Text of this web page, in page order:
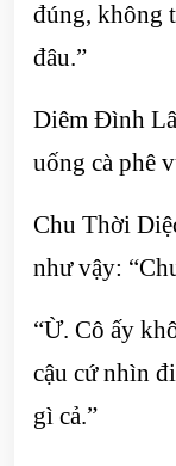
đúng, không
đâu.”
Diêm Đình
uống cà phê
Chu Thời
như vậy:
“Ừ. Cô ấy
cậu cứ nhìn
gì cả.”